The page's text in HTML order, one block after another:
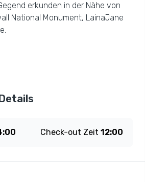
erkunden in der Nähe von
National Monument, LainaJane
Check-out Zeit 12:00